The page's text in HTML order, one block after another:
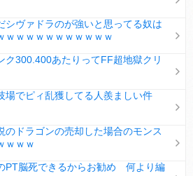
シヴァドラのが強いと思ってる奴は
ｗｗｗｗｗｗｗｗｗｗｗ
ク300.400あたりってFF超地獄クリ
場でピィ乱獲してる人羨ましい件
のドラゴンの売却した場合のモンス
ｗｗｗ
PT脳死できるからお勧め 何より編